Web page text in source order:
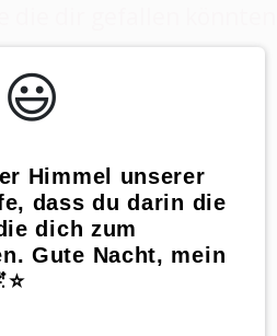
😃️
Himmel unserer
dass du darin die
dich zum
Gute Nacht, mein